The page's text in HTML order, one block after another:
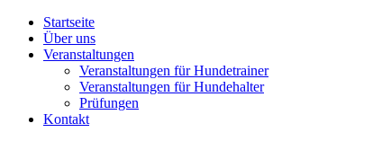
Startseite
Über uns
Veranstaltungen
Veranstaltungen für Hundetrainer
Veranstaltungen für Hundehalter
Prüfungen
Kontakt